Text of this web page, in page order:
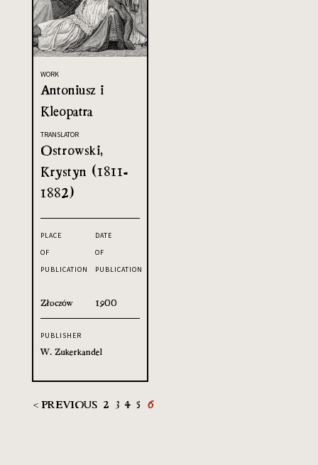
WORK
Antoniusz i
Kleopatra
TRANSLATOR
Ostrowski,
Krystyn (1811-
1882)
PLACE
OF
PUBLICATION
Złoczów
DATE
OF
PUBLICATION
1900
PUBLISHER
W. Zukerkandel
< PREVIOUS 2 3 4 5 6